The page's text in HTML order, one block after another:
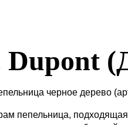
Dupont
черное дерево
пепельница,